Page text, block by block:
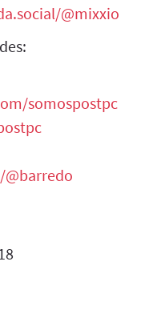
@mixxio
somospostpc